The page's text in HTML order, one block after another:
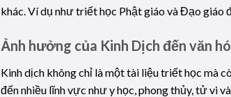
khác. Ví dụ như triết học Phật giáo và Đạo giáo
Ảnh hưởng của Kinh Dịch đến văn
Kinh dịch không chỉ là một tài liệu triết học mà
đến nhiều lĩnh vực như y học, phong thủy, tử vi